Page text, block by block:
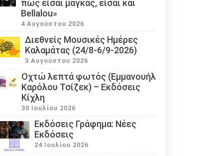
πως είσαι μάγκας, είσαι και
Bellalou»
4 Αυγούστου 2026
Διεθνείς Μουσικές Ημέρες
Καλαμάτας (24/8-6/9-2026)
3 Αυγούστου 2026
Οχτώ λεπτά φωτός (Εμμανουήλ
Καρόλου Τσίζεκ) – Εκδόσεις
Κίχλη
30 Ιουλίου 2026
Εκδόσεις Γράφημα: Νέες
Εκδόσεις
24 Ιουλίου 2026